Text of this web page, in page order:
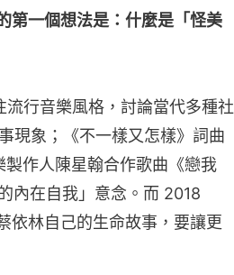
第一個想法是：什麼是「怪美
行音樂風格，討論當代多種社
現象；《不一樣又怎樣》詞曲
作人陳星翰合作歌曲《戀我
內在自我」意念。而 2018
依林自己的生命故事，要讓更